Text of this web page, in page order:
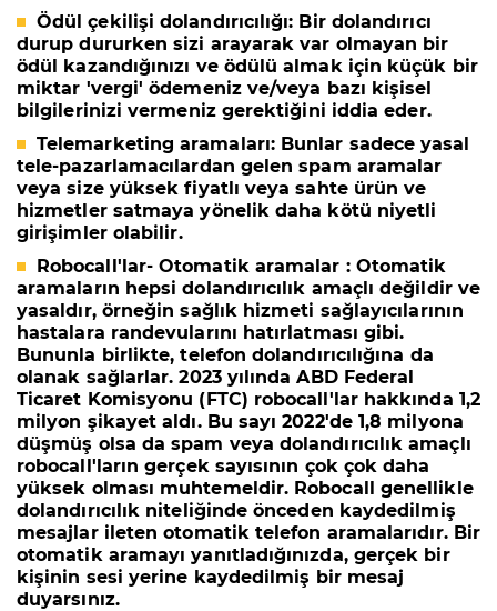
Ödül çekilişi dolandırıcılığı: Bir dolandırıcı
durup dururken sizi arayarak var olmayan bir
ödül kazandığınızı ve ödülü almak için küçük bir
miktar 'vergi' ödemeniz ve/veya bazı kişisel
bilgilerinizi vermeniz gerektiğini iddia eder.
Telemarketing aramaları: Bunlar sadece yasal
tele-pazarlamacılardan gelen spam aramalar
veya size yüksek fiyatlı veya sahte ürün ve
hizmetler satmaya yönelik daha kötü niyetli
girişimler olabilir.
Robocall'lar- Otomatik aramalar : Otomatik
aramaların hepsi dolandırıcılık amaçlı değildir ve
yasaldır, örneğin sağlık hizmeti sağlayıcılarının
hastalara randevularını hatırlatması gibi.
Bununla birlikte, telefon dolandırıcılığına da
olanak sağlarlar. 2023 yılında ABD Federal
Ticaret Komisyonu (FTC) robocall'lar hakkında 1,2
milyon şikayet aldı. Bu sayı 2022'de 1,8 milyona
düşmüş olsa da spam veya dolandırıcılık amaçlı
robocall'ların gerçek sayısının çok çok daha
yüksek olması muhtemeldir. Robocall genellikle
dolandırıcılık niteliğinde önceden kaydedilmiş
mesajlar ileten otomatik telefon aramalarıdır. Bir
otomatik aramayı yanıtladığınızda, gerçek bir
kişinin sesi yerine kaydedilmiş bir mesaj
duyarsınız.